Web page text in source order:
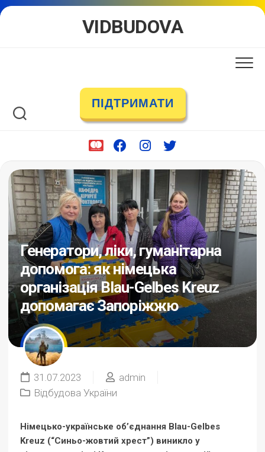
Skip
VIDBUDOVA
ПІДТРИМАТИ
Генератори, ліки, гуманітарна
допомога: як німецька
організація Blau-Gelbes Kreuz
допомагає Запоріжжю
31.07.2023
admin
Відбудова України
Німецько-українське об’єднання Blau-Gelbes
Kreuz (“Синьо-жовтий хрест”) виникло у